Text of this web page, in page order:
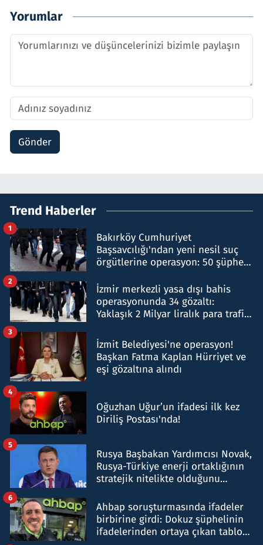
Yorumlar
Gönder
Trend Haberler
Bakırköy Cumhuriyet
Başsavcılığı'ndan yeni nesil suç
örgütlerine operasyon: 50 şüpheli
1
İzmir merkezli yasa dışı bahis
operasyonunda 34 gözaltı:
Yaklaşık 2 Milyar liralık para trafiği
2
İzmit Belediyesi'ne operasyon!
Başkan Fatma Kaplan Hürriyet ve
eşi gözaltına alındı
3
Oğuzhan Uğur’un ifadesi ilk kez
Diriliş Postası'nda!
4
Rusya Başbakan Yardımcısı Novak,
Rusya-Türkiye enerji ortaklığının
stratejik nitelikte olduğunu
5
Ahbap soruşturmasında ifadeler
birbirine girdi: Dokuz şüphelinin
ifadelerinden ortaya çıkan tablo
6